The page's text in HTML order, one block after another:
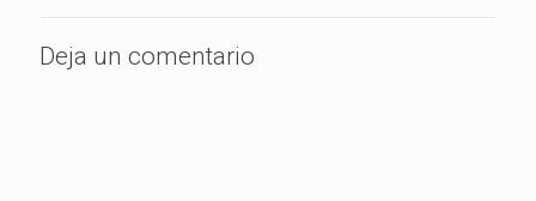
Deja un comentario